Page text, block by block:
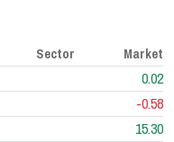
Sector
Market
0.02
-0.58
15.30